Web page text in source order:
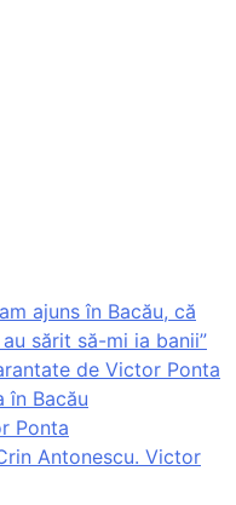
ajuns în Bacău, că
sărit să-mi ia banii”
de Victor Ponta
în Bacău
Ponta
Antonescu. Victor